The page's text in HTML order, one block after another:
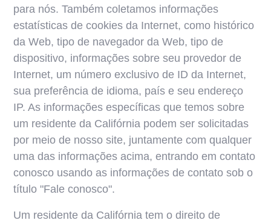
para nós. Também coletamos informações
estatísticas de cookies da Internet, como histórico
da Web, tipo de navegador da Web, tipo de
dispositivo, informações sobre seu provedor de
Internet, um número exclusivo de ID da Internet,
sua preferência de idioma, país e seu endereço
IP. As informações específicas que temos sobre
um residente da Califórnia podem ser solicitadas
por meio de nosso site, juntamente com qualquer
uma das informações acima, entrando em contato
conosco usando as informações de contato sob o
título "Fale conosco".
Um residente da Califórnia tem o direito de